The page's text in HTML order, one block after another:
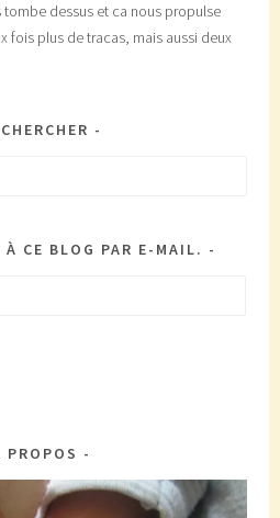
dessus et ca nous propulse
fois plus de tracas, mais aussi deux
CE BLOG PAR E-MAIL.
PROPOS